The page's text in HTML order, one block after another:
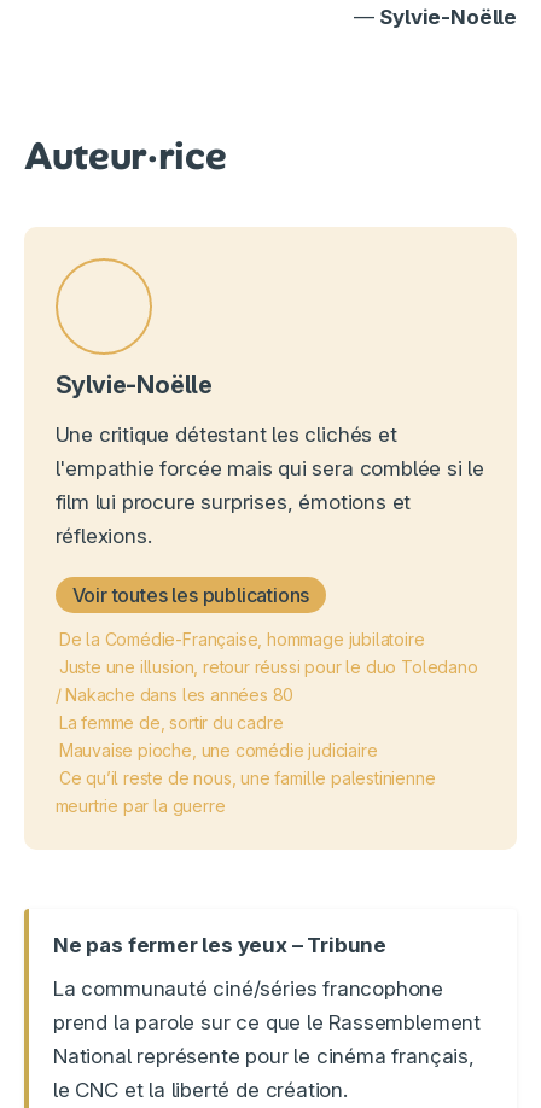
— Sylvie-Noëlle
Auteur·rice
Sylvie-Noëlle
Une critique détestant les clichés et
l'empathie forcée mais qui sera comblée si le
film lui procure surprises, émotions et
réflexions.
Voir toutes les publications
De la Comédie-Française, hommage jubilatoire
Juste une illusion, retour réussi pour le duo Toledano
/ Nakache dans les années 80
La femme de, sortir du cadre
Mauvaise pioche, une comédie judiciaire
Ce qu’il reste de nous, une famille palestinienne
meurtrie par la guerre
Ne pas fermer les yeux – Tribune
La communauté ciné/séries francophone
prend la parole sur ce que le Rassemblement
National représente pour le cinéma français,
le CNC et la liberté de création.